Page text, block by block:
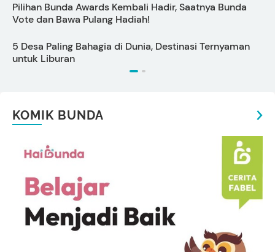
Pilihan Bunda Awards Kembali Hadir, Saatnya Bunda
Vote dan Bawa Pulang Hadiah!
5 Desa Paling Bahagia di Dunia, Destinasi Ternyaman
untuk Liburan
KOMIK BUNDA